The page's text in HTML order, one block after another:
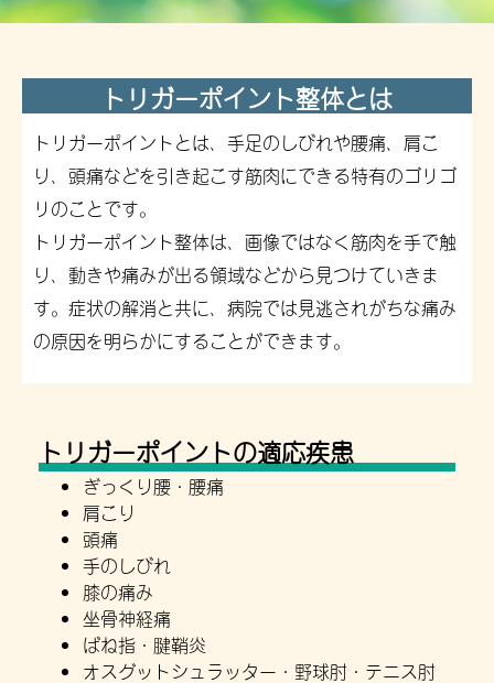
トリガーポイント整体とは
トリガーポイントとは、手足のしびれや腰痛、肩こ
り、頭痛などを引き起こす筋肉にできる特有のゴリゴ
リのことです。
トリガーポイント整体は、画像ではなく筋肉を手で触
り、動きや痛みが出る領域などから見つけていきま
す。症状の解消と共に、病院では見逃されがちな痛み
の原因を明らかにすることができます。
トリガーポイントの適応疾患
ぎっくり腰・腰痛
肩こり
頭痛
手のしびれ
膝の痛み
坐骨神経痛
ばね指・腱鞘炎
オスグットシュラッター・野球肘・テニス肘